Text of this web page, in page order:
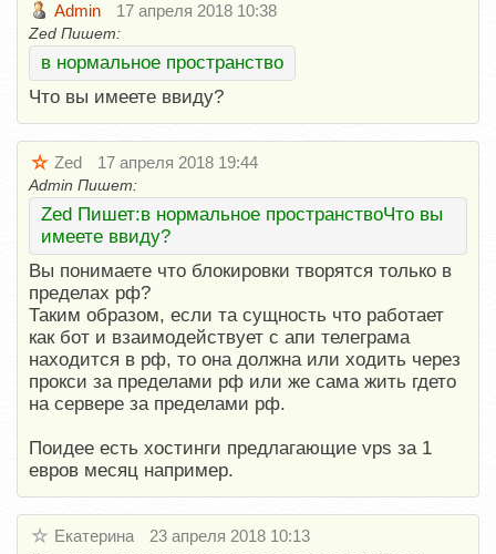
Admin 17 апреля 2018 10:38
Zed Пишет:
в нормальное пространство
Что вы имеете ввиду?
Zed 17 апреля 2018 19:44
Admin Пишет:
Zed Пишет:в нормальное пространствоЧто вы
имеете ввиду?
Вы понимаете что блокировки творятся только в
пределах рф?
Таким образом, если та сущность что работает
как бот и взаимодействует с апи телеграма
находится в рф, то она должна или ходить через
прокси за пределами рф или же сама жить гдето
на сервере за пределами рф.
Поидее есть хостинги предлагающие vps за 1
евров месяц например.
Екатерина 23 апреля 2018 10:13